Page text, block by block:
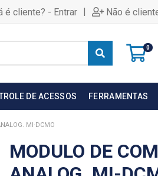
é cliente? - Entrar | Não é
0
DE ACESSOS FERRAMENTAS
MI-DCMO
MODULO DE